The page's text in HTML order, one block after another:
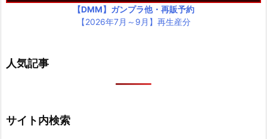
【DMM】ガンプラ他・再販予約
【2026年7月～9月】再生産分
人気記事
サイト内検索